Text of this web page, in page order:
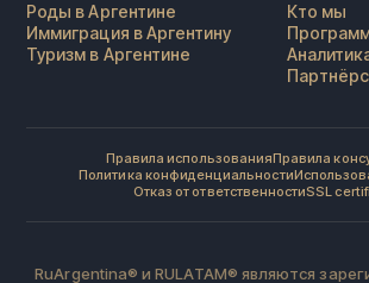
Роды в Аргентине
Иммиграция в Аргентину
Туризм в Аргентине
Кто мы
Правила использованияПравила
Политика конфиденциальности
Отказ от ответственностиSSL
RuArgentina® и RULATAM® являются